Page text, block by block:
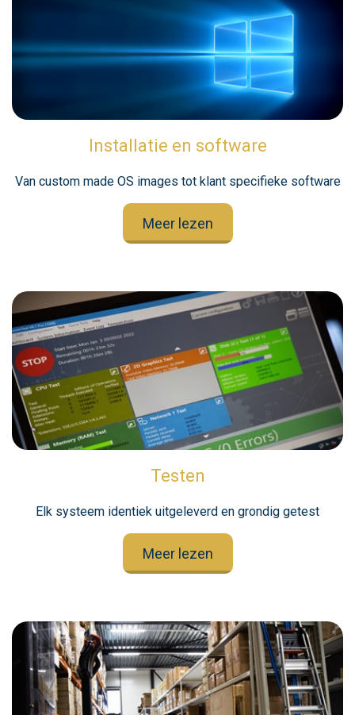
Installatie en software
Van custom made OS images tot klant specifieke software
Meer lezen
Testen
Elk systeem identiek uitgeleverd en grondig getest
Meer lezen